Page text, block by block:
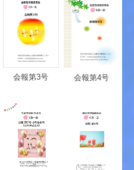
会報第3号 会報第4号